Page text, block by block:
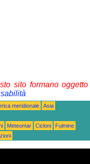
sito formano
meridionale
Asia
Meteomar Cicloni
Fulmine